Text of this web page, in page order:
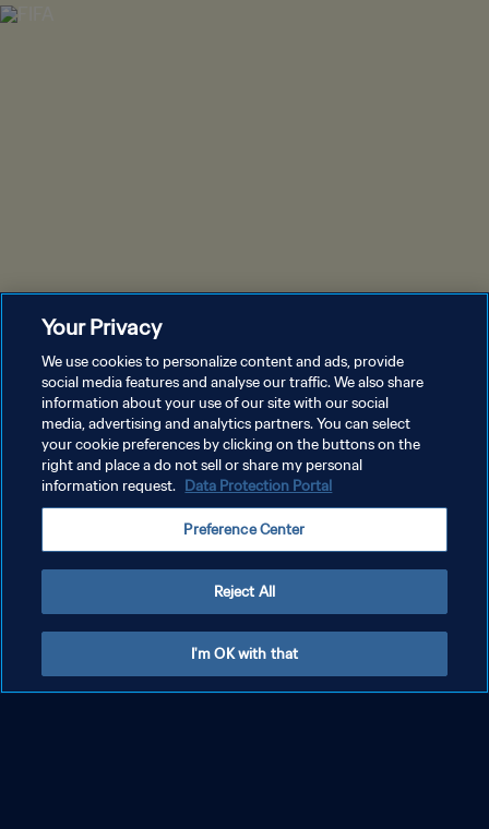
Your Privacy
We use cookies to personalize content and ads, provide
social media features and analyse our traffic. We also share
information about your use of our site with our social
media, advertising and analytics partners. You can select
your cookie preferences by clicking on the buttons on the
right and place a do not sell or share my personal
information request. Data Protection Portal
Preference Center
Reject All
I'm OK with that